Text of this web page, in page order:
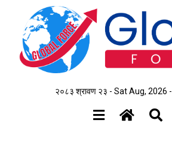
२०८३ श्रावण २३ - Sat Aug, 2026 -